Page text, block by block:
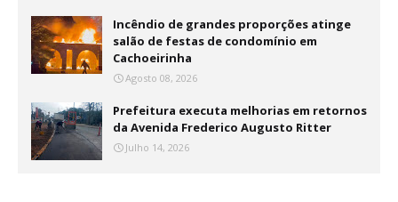
Incêndio de grandes proporções atinge
salão de festas de condomínio em
Cachoeirinha
Agosto 08, 2026
Prefeitura executa melhorias em retornos
da Avenida Frederico Augusto Ritter
Julho 14, 2026